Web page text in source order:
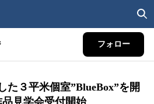
フォロー
た３平米個室”BlueBox”を開
見学会受付開始